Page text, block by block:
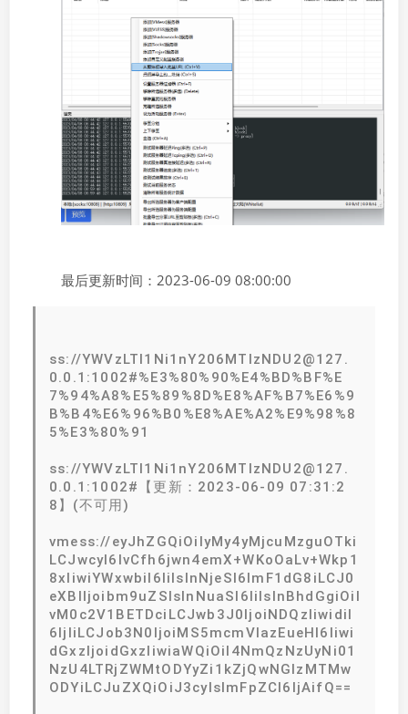
最后更新时间：2023-06-09 08:00:00
ss://YWVzLTI1Ni1nY206MTIzNDU2@127.
0.0.1:1002#%E3%80%90%E4%BD%BF%E
7%94%A8%E5%89%8D%E8%AF%B7%E6%9
B%B4%E6%96%B0%E8%AE%A2%E9%98%8
5%E3%80%91
ss://YWVzLTI1Ni1nY206MTIzNDU2@127.
0.0.1:1002#【更新：2023-06-09 07:31:2
8】(不可用)
vmess://eyJhZGQiOiIyMy4yMjcuMzguOTki
LCJwcyI6IvCfh6jwn4emX+WKoOaLv+Wkp1
8xIiwiYWxwbiI6IiIsInNjeSI6ImF1dG8iLCJ0
eXBlIjoibm9uZSIsInNuaSI6IiIsInBhdGgiOiI
vM0c2V1BETDciLCJwb3J0IjoiNDQzIiwidiI
6IjIiLCJob3N0IjoiMS5mcmVlazEueHl6Iiwi
dGxzIjoidGxzIiwiaWQiOiI4NmQzNzUyNi01
NzU4LTRjZWMtODYyZi1kZjQwNGIzMTMw
ODYiLCJuZXQiOiJ3cyIsImFpZCI6IjAifQ==